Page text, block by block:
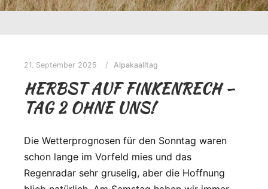
21. September 2025 Alpakaalltag
HERBST AUF FINKENRECH –
TAG 2 OHNE UNS!
Die Wetterprognosen für den Sonntag waren
schon lange im Vorfeld mies und das
Regenradar sehr gruselig, aber die Hoffnung